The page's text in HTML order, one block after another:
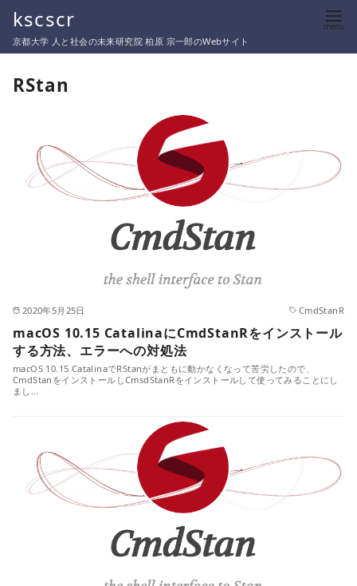
テ
kscscr
京都大学 人と社会の未来研究院 柏原 宗一郎のWebサイト
RStan
2020年5月25日 CmdStanR
macOS 10.15 CatalinaにCmdStanRをインストール
する方法、エラーへの対処法
macOS 10.15 CatalinaでRStanがまともに動かなくなって苦労したので、
CmdStanをインストールしCmsdStanRをインストールして使ってみることにし
まし…